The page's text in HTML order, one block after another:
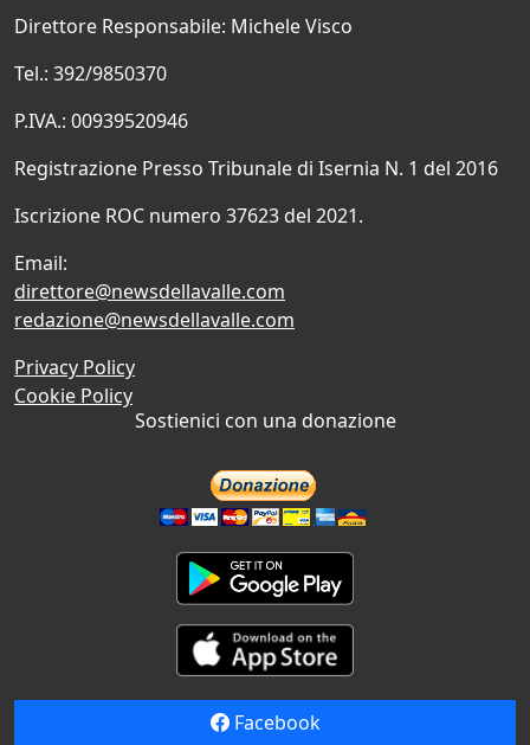
Direttore Responsabile: Michele Visco
Tel.: 392/9850370
P.IVA.: 00939520946
Registrazione Presso Tribunale di Isernia N. 1 del 2016
Iscrizione ROC numero 37623 del 2021.
Email:
direttore@newsdellavalle.com
redazione@newsdellavalle.com
Privacy Policy
Cookie Policy
Sostienici con una donazione
Facebook